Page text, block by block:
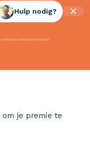
Hulp nodig?
om je premie te